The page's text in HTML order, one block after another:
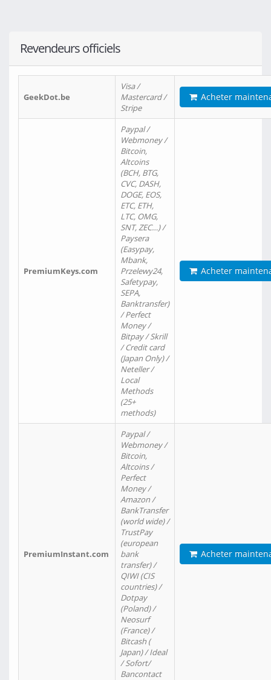
Revendeurs officiels
GeekDot.be
Visa /
Mastercard /
Stripe
Acheter
PremiumKeys.com
Paypal /
Webmoney /
Bitcoin,
Altcoins
(BCH, BTG,
CVC, DASH,
DOGE, EOS,
ETC, ETH,
LTC, OMG,
SNT, ZEC…) /
Paysera
(Easypay,
Mbank,
Przelewy24,
Safetypay,
SEPA,
Banktransfer)
/ Perfect
Money /
Bitpay / Skrill
/ Credit card
(Japan Only) /
Neteller /
Local
Methods
(25+
methods)
Acheter
PremiumInstant.com
Paypal /
Webmoney /
Bitcoin,
Altcoins /
Perfect
Money /
Amazon /
BankTransfer
(world wide) /
TrustPay
(european
bank
transfer) /
QIWI (CIS
countries) /
Dotpay
(Poland) /
Neosurf
(France) /
Bitcash (
Japan) / Ideal
/ Sofort/
Bancontact
Acheter